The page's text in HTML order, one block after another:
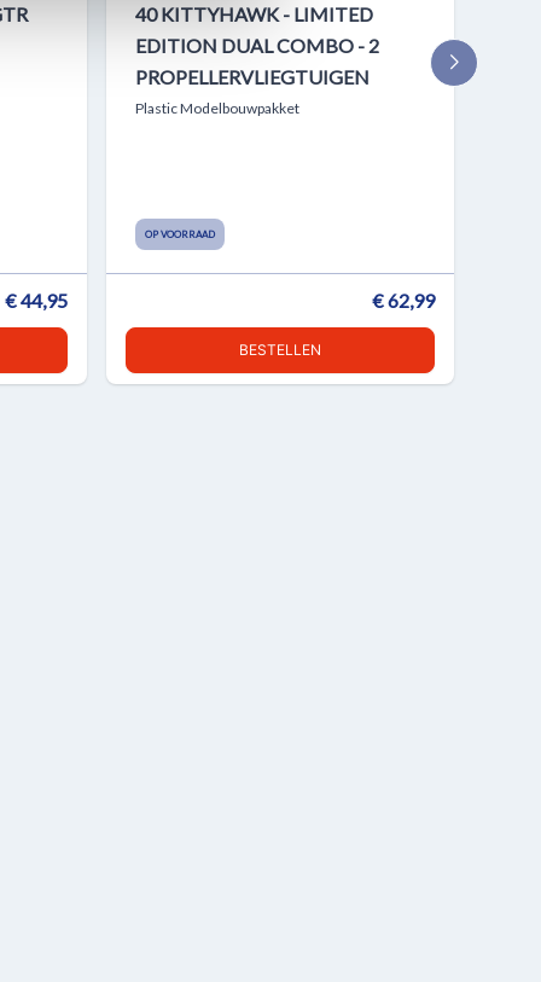
€ 44,95
40 KITTYHAWK - LIMITED
EDITION DUAL COMBO - 2
PROPELLERVLIEGTUIGEN
Plastic Modelbouwpakket
OP VOORRAAD
€ 62,99
BESTELLEN